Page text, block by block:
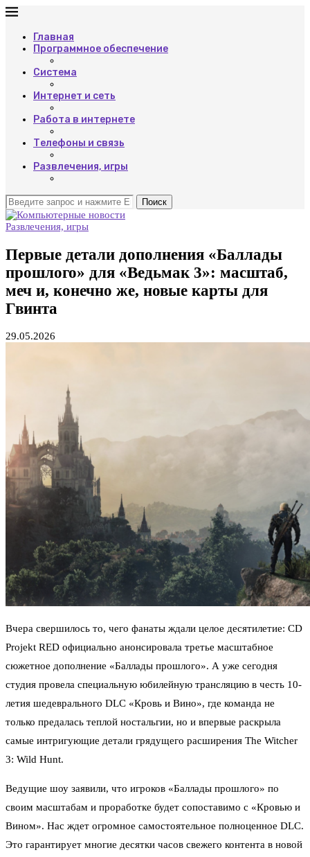
Главная
Программное обеспечение
Система
Интернет и сеть
Работа в интернете
Телефоны и связь
Развлечения, игры
Поиск
Развлечения, игры
Первые детали дополнения «Баллады
прошлого» для «Ведьмак 3»: масштаб,
меч и, конечно же, новые карты для
Гвинта
29.05.2026
Вчера свершилось то, чего фанаты ждали целое десятилетие: CD
Projekt RED официально анонсировала третье масштабное
сюжетное дополнение «Баллады прошлого». А уже сегодня
студия провела специальную юбилейную трансляцию в честь 10-
летия шедеврального DLC «Кровь и Вино», где команда не
только предалась теплой ностальгии, но и впервые раскрыла
самые интригующие детали грядущего расширения The Witcher
3: Wild Hunt.
Ведущие шоу заявили, что игроков «Баллады прошлого» по
своим масштабам и проработке будет сопоставимо с «Кровью и
Вином». Нас ждет огромное самостоятельное полноценное DLC.
Это гарантирует многие десятки часов свежего контента в новой